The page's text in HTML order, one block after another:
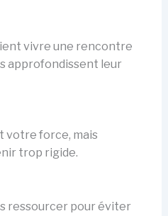
vivre une rencontre
approfondissent leur
votre force, mais
trop rigide.
ressourcer pour éviter